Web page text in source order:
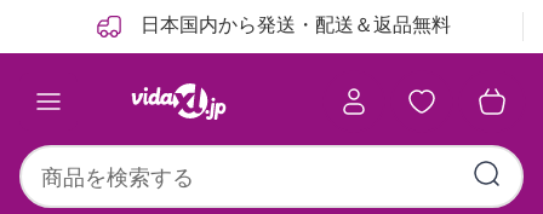
日本国内から発送・配送＆返品無料